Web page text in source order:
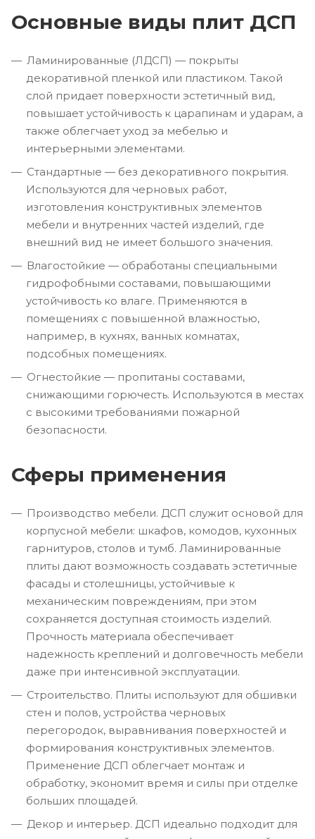
Основные виды плит ДСП
Ламинированные (ЛДСП) — покрыты
декоративной пленкой или пластиком. Такой
слой придает поверхности эстетичный вид,
повышает устойчивость к царапинам и ударам, а
также облегчает уход за мебелью и
интерьерными элементами.
Стандартные — без декоративного покрытия.
Используются для черновых работ,
изготовления конструктивных элементов
мебели и внутренних частей изделий, где
внешний вид не имеет большого значения.
Влагостойкие — обработаны специальными
гидрофобными составами, повышающими
устойчивость ко влаге. Применяются в
помещениях с повышенной влажностью,
например, в кухнях, ванных комнатах,
подсобных помещениях.
Огнестойкие — пропитаны составами,
снижающими горючесть. Используются в местах
с высокими требованиями пожарной
безопасности.
Сферы применения
Производство мебели. ДСП служит основой для
корпусной мебели: шкафов, комодов, кухонных
гарнитуров, столов и тумб. Ламинированные
плиты дают возможность создавать эстетичные
фасады и столешницы, устойчивые к
механическим повреждениям, при этом
сохраняется доступная стоимость изделий.
Прочность материала обеспечивает
надежность креплений и долговечность мебели
даже при интенсивной эксплуатации.
Строительство. Плиты используют для обшивки
стен и полов, устройства черновых
перегородок, выравнивания поверхностей и
формирования конструктивных элементов.
Применение ДСП облегчает монтаж и
обработку, экономит время и силы при отделке
больших площадей.
Декор и интерьер. ДСП идеально подходит для